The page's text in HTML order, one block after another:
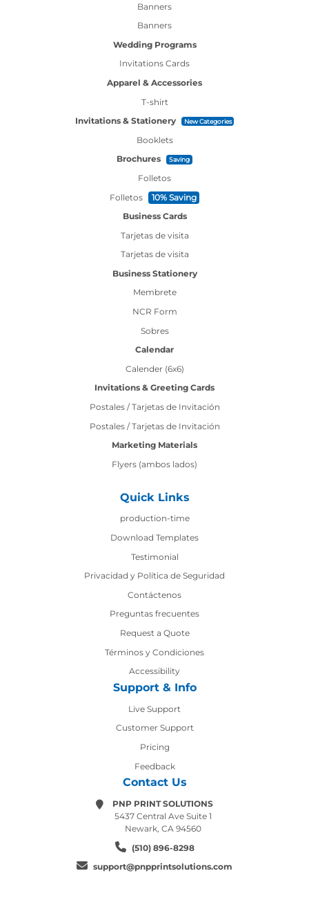
Banners
Banners
Wedding Programs
Invitations Cards
Apparel & Accessories
T-shirt
Invitations & Stationery
New Categories
Booklets
Brochures
Saving
Folletos
Folletos
10% Saving
Business Cards
Tarjetas de visita
Tarjetas de visita
Business Stationery
Membrete
NCR Form
Sobres
Calendar
Calender (6x6)
Invitations & Greeting Cards
Postales / Tarjetas de Invitación
Postales / Tarjetas de Invitación
Marketing Materials
Flyers (ambos lados)
Quick Links
production-time
production-time
Download Templates
Testimonial
Privacidad y Política de Seguridad
Contáctenos
Contáctenos
Preguntas frecuentes
Request a Quote
Términos y Condiciones
Accessibility
Support & Info
Live Support
Customer Support
Pricing
Feedback
Contact Us
PNP PRINT SOLUTIONS
5437 Central Ave Suite 1
Newark, CA 94560
(510) 896-8298
support@pnpprintsolutions.com